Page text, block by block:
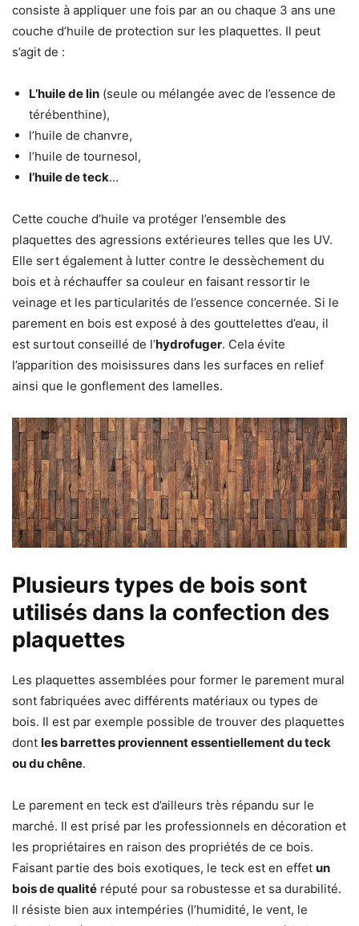
consiste à appliquer une fois par an ou chaque 3 ans une
couche d’huile de protection sur les plaquettes. Il peut
s’agit de :
L’huile de lin (seule ou mélangée avec de l’essence de
térébenthine),
l’huile de chanvre,
l’huile de tournesol,
l’huile de teck…
Cette couche d’huile va protéger l’ensemble des
plaquettes des agressions extérieures telles que les UV.
Elle sert également à lutter contre le dessèchement du
bois et à réchauffer sa couleur en faisant ressortir le
veinage et les particularités de l’essence concernée. Si le
parement en bois est exposé à des gouttelettes d’eau, il
est surtout conseillé de l’hydrofuger. Cela évite
l’apparition des moisissures dans les surfaces en relief
ainsi que le gonflement des lamelles.
Plusieurs types de bois sont
utilisés dans la confection des
plaquettes
Les plaquettes assemblées pour former le parement mural
sont fabriquées avec différents matériaux ou types de
bois. Il est par exemple possible de trouver des plaquettes
dont les barrettes proviennent essentiellement du teck
ou du chêne.
Le parement en teck est d’ailleurs très répandu sur le
marché. Il est prisé par les professionnels en décoration et
les propriétaires en raison des propriétés de ce bois.
Faisant partie des bois exotiques, le teck est en effet un
bois de qualité réputé pour sa robustesse et sa durabilité.
Il résiste bien aux intempéries (l’humidité, le vent, le